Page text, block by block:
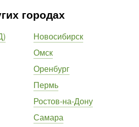
городах
Новосибирск
Омск
Оренбург
Пермь
Ростов-на-Дону
Самара